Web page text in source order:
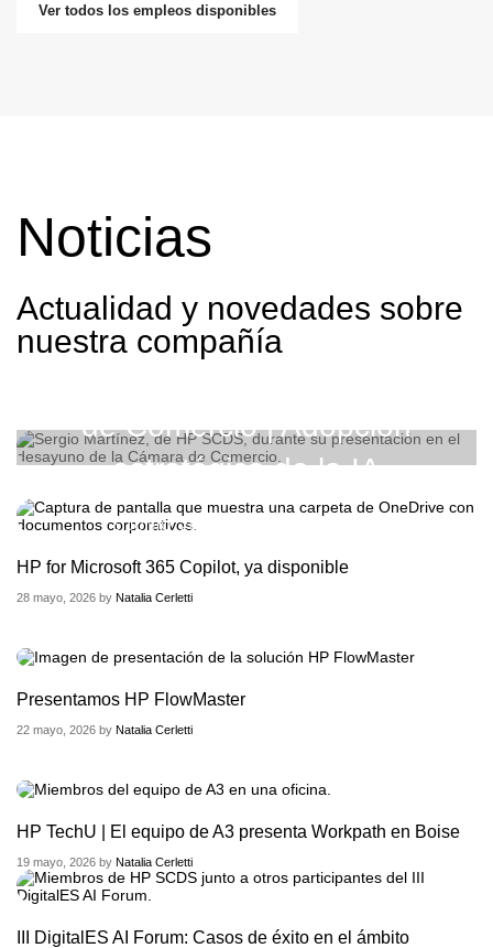
Ver todos los empleos disponibles
Noticias
Actualidad y novedades sobre
nuestra compañía
de Comercio | Adopción
estratégica de la IA
5 JUNIO, 2026 BY
HP for Microsoft 365 Copilot, ya disponible
28 mayo, 2026 by Natalia Cerletti
Presentamos HP FlowMaster
22 mayo, 2026 by Natalia Cerletti
HP TechU | El equipo de A3 presenta Workpath en Boise
19 mayo, 2026 by Natalia Cerletti
III DigitalES AI Forum: Casos de éxito en el ámbito